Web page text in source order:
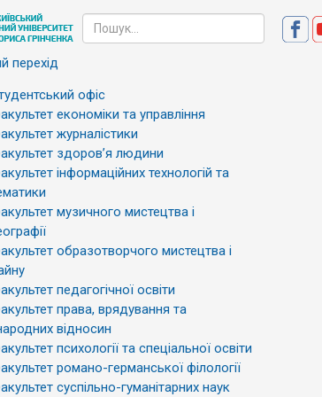
перехід
офіс
економіки та управління
журналістики
здоров’я людини
інформаційних технологій та
музичного мистецтва і
образотворчого мистецтва і
педагогічної освіти
права, врядування та
відносин
психології та спеціальної освіти
романо-германської філології
суспільно-гуманітарних наук